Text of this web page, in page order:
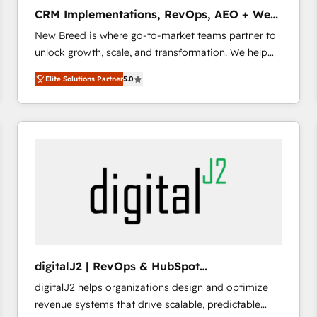
2️⃣ AIエージェント組織構築 営業・マーケティング業務
の一部をAIが自律実行する組織への移行を設計・実装。
Breeze・Claude等をHubSpotと連携させ、役割定義・
運用ルール・成果指標まで含めて設計します。 3️⃣ 全社
DX × AI推進のPMO伴走支援 複数部門をまたぐDX×AI変
革を、構想から実装・定着までPMOとして主導。「設
定の代行ではなく、設計の責任」を引き受け、部門横断
計・構築：リード獲得・CVR・SEOを前提にした情報設
計・導線設計・テンプレート設計をContent Hubで一体
提供。 ▸ 既存CRM・MAからの移行支援：Salesforce・
Marketo・Pardot等からの移行、カスタム設計、履歴
データ移行と活用設計まで。 ▸ AEO対応：ChatGPT・
ンツとサイト構造を最適化。 🏆 なぜ100incを選ぶの
か？ ✓ HubSpot Eliteパートナー認定 ✓ HubSpotアワ
ード受賞・HUGリーダー ✓ ISO27001:2022 /
ISO9001:2015 取得 ✓ 400社以上の導入実績 ✓
CRM Implementations, RevOps, AEO + Web,
Demand Gen
New Breed is where go-to-market teams partner to
unlock growth, scale, and transformation. We help
companies activate HubSpot’s AI-powered
customer platform and operationalize HubSpot’s
Loop Marketing framework through expert-led
services, smart agents, and purpose-built apps,
buyer journey for clean data, scalability, & reporting.
🎯Demand Gen & ABM: Drive pipeline with inbound,
ABM, AEO, SEO, & paid media. 👩‍💻Web Design:
Build high-performing websites with UX, messaging,
AI, & maximize AEO with tailored AI services. 🧩
Integrations: Extend HubSpot with custom
integrations, hosting, & maintenance.
Elite Solutions Partner5.0
digitalJ2 | RevOps & HubSpot
Implementations
digitalJ2 helps organizations design and optimize
revenue systems that drive scalable, predictable